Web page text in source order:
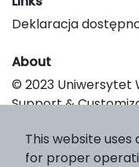
Deklaracja
About
© 2023 Uniwersytet
Support &
This website uses
for proper